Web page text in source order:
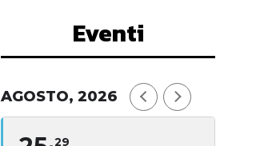
Eventi
AGOSTO, 2026
29